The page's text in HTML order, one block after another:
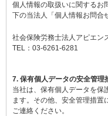
個人情報の取扱いに関するお
下の当法人「個人情報お問合
社会保険労務士法人アピエ
TEL：03-6261-6281
7. 保有個人データの安全管理
当社は、保有個人データを保
ます。その他、安全管理措置
ご連絡ください。